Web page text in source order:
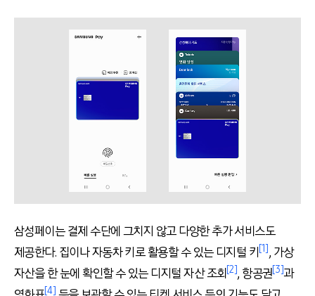
삼성페이는 결제 수단에 그치지 않고 다양한 추가 서비스도
제공한다. 집이나 자동차 키로 활용할 수 있는 디지털 키[1], 가상
자산을 한 눈에 확인할 수 있는 디지털 자산 조회[2], 항공권[3]과
[4]